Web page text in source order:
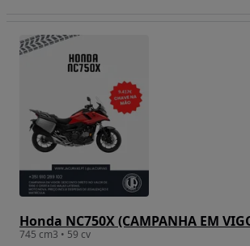
Honda NC750X (CAMPANHA EM
745 cm3 • 59 cv